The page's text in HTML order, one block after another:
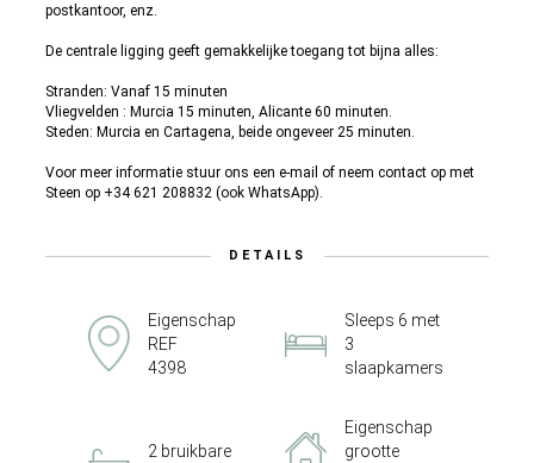
postkantoor, enz.
De centrale ligging geeft gemakkelijke toegang tot bijna alles:
Stranden: Vanaf 15 minuten
Vliegvelden : Murcia 15 minuten, Alicante 60 minuten.
Steden: Murcia en Cartagena, beide ongeveer 25 minuten.
Voor meer informatie stuur ons een e-mail of neem contact op met
Steen op +34 621 208832 (ook WhatsApp).
DETAILS
Eigenschap
REF
4398
Sleeps 6 met
3
slaapkamers
2 bruikbare
Eigenschap
grootte